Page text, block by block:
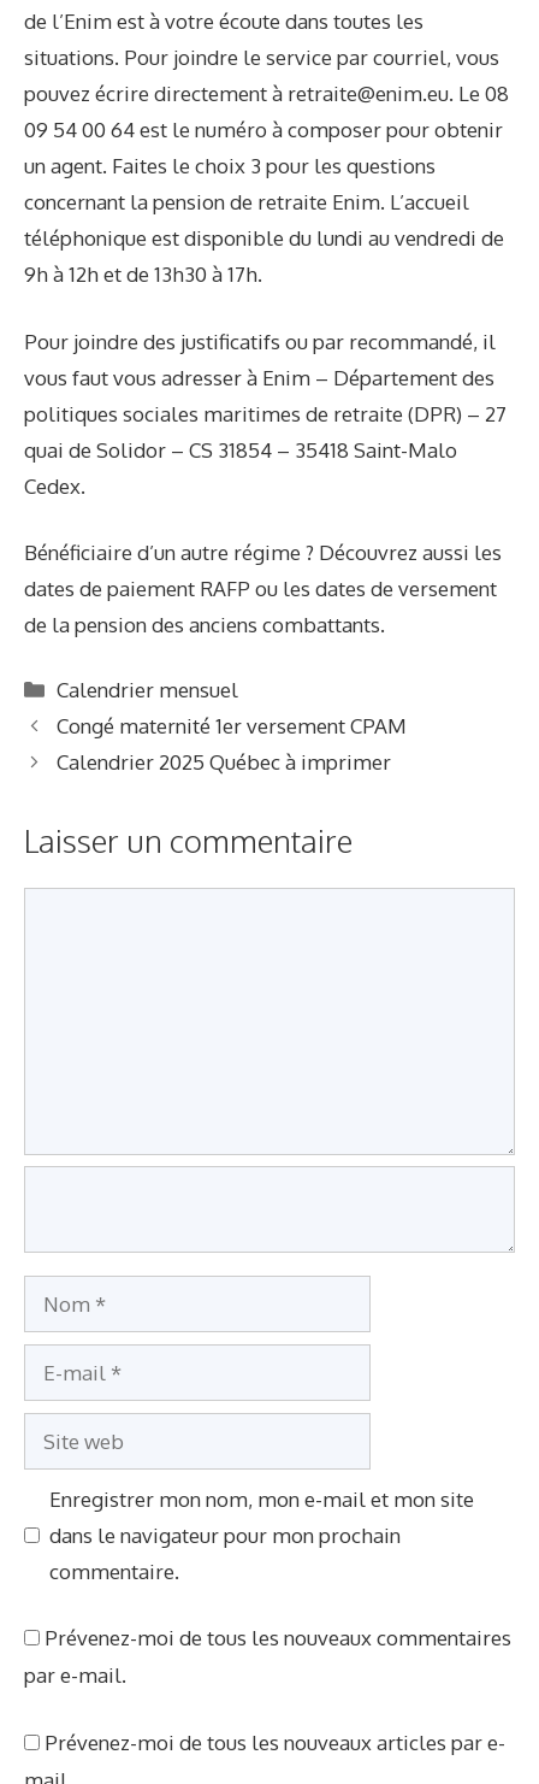
de l’Enim est à votre écoute dans toutes les
situations. Pour joindre le service par courriel, vous
pouvez écrire directement à retraite@enim.eu. Le 08
09 54 00 64est le numéro à composer pour obtenir
un agent. Faites le choix 3 pour les questions
concernant la pension de retraite Enim. L’accueil
téléphonique est disponible du lundi au vendredi de
9h à 12h et de 13h30 à 17h.
Pour joindre des justificatifs ou par recommandé, il
vous faut vous adresser à Enim – Département des
politiques sociales maritimes de retraite (DPR) – 27
quai de Solidor – CS 31854 – 35418 Saint-Malo
Cedex.
Bénéficiaire d’un autre régime ? Découvrez aussi les
dates de paiement RAFP ou les dates de versement
de la pension des anciens combattants.
C
a
é
o
i
Calendrier mensuel
Congé maternité 1er versement CPAM
Calendrier 2025 Québec à imprimer
Laisser un commentaire
a
o
-
a
l
i
e
b
Enregistrer mon nom, mon e-mail et mon site
dans le navigateur pour mon prochain
commentaire.
Prévenez-moi de tous les nouveaux commentaires
par e-mail.
Prévenez-moi de tous les nouveaux articles par e-